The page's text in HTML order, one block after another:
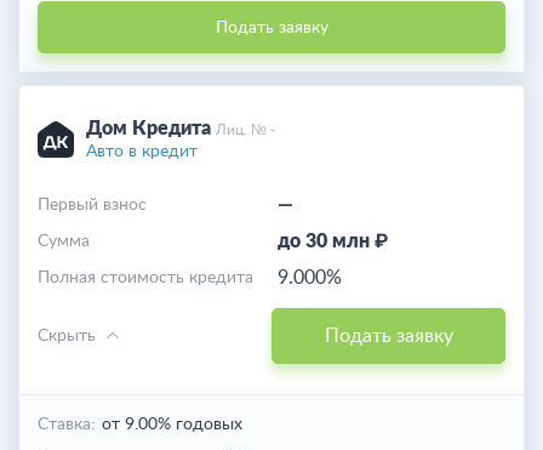
Подать заявку
Дом Кредита Лиц. № -
Авто в кредит
—
Первый взнос
до 30 млн ₽
Cумма
9.000%
Полная стоимость кредита
Подать заявку
Скрыть
Ставка: от 9.00% годовых